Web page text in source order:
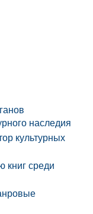
наследия
культурных
книг среди